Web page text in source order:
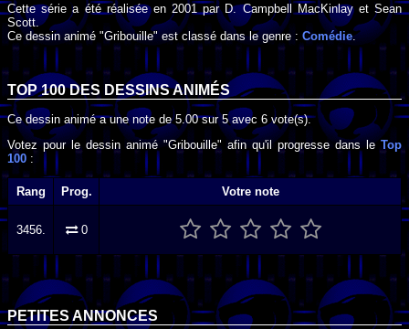
Cette série a été réalisée en 2001 par D. Campbell MacKinlayetSean
Scott
Ce dessin animé "Gribouille" est classé dans le genre : Comédie.
TOP 100 DES DESSINS ANIMÉS
Ce dessin animé a une note de5.00sur5avec 6 vote(s).
Votez pour le dessin animé "Gribouille" afin qu'il progresse dans le Top
100 :
Rang Prog. Votre note
3456. 0
PETITES ANNONCES